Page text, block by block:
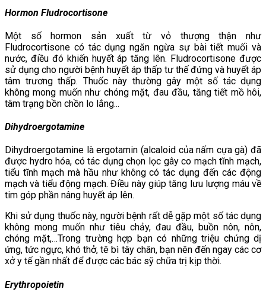
Hormon Fludrocortisone
Một số hormon sản xuất từ vỏ thượng thận như
Fludrocortisone có tác dụng ngăn ngừa sự bài tiết muối và
nước, điều đó khiến huyết áp tăng lên. Fludrocortisone được
sử dụng cho người bệnh huyết áp thấp tư thế đứng và huyết áp
tâm trương thấp. Thuốc này thường gây một số tác dụng
không mong muốn như chóng mặt, đau đầu, tăng tiết mồ hôi,
tâm trạng bồn chồn lo lắng...
Dihydroergotamine
Dihydroergotamine là ergotamin (alcaloid của nấm cựa gà) đã
được hydro hóa, có tác dụng chọn lọc gây co mạch tĩnh mạch,
tiểu tĩnh mạch mà hầu như không có tác dụng đến các động
mạch và tiểu động mạch. Điều này giúp tăng lưu lượng máu về
tim góp phần nâng huyết áp lên.
Khi sử dụng thuốc này, người bệnh rất dễ gặp một số tác dụng
không mong muốn như tiêu chảy, đau đầu, buồn nôn, nôn,
chóng mặt,…Trong trường hợp bạn có những triệu chứng dị
ứng, tức ngực, khó thở, tê bì tây chân, bạn nên đến ngay các cơ
xở y tế gần nhất để được các bác sỹ chữa trị kịp thời.
Erythropoietin